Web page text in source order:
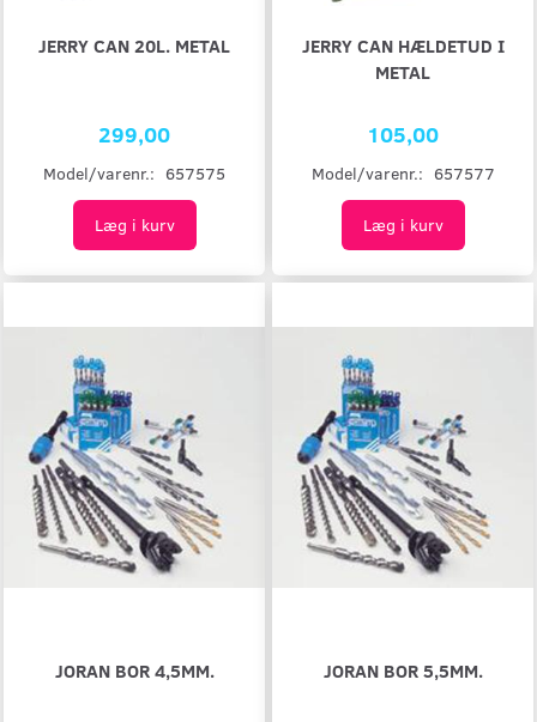
JERRY CAN 20L. METAL
299,00
Model/varenr.: 657575
Læg i kurv
JERRY CAN HÆLDETUD I
METAL
105,00
Model/varenr.: 657577
Læg i kurv
JORAN BOR 4,5MM. JORAN BOR 5,5MM.